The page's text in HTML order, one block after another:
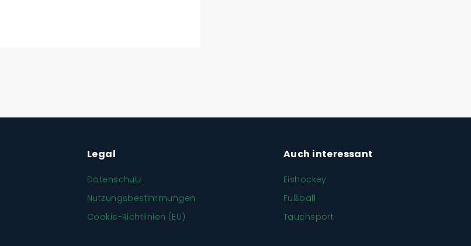
Legal
Datenschutz
Nutzungsbestimmungen
Cookie-Richtlinien (EU)
Auch interessant
Eishockey
Fußball
Tauchsport